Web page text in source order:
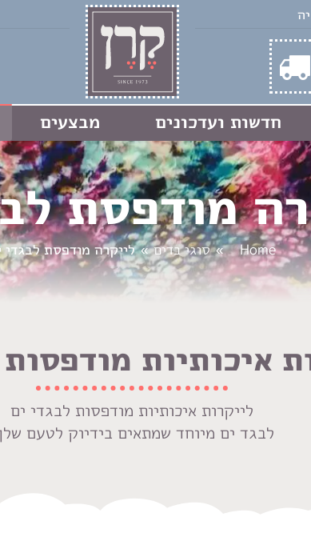
חדשות ועדכונים מבצעים
מודפסת
You are here: Home סוגי בדים לייקרה מודפסת לבגדי
איכותיות
לייקרות איכותיות מודפסות לבגדי ים
לבגד ים מיוחד שמתאים בידיוק לטעם